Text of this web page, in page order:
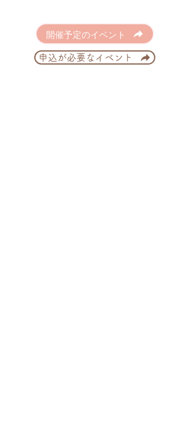
開催予定のイベント
申込が必要なイベント